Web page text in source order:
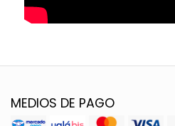
MEDIOS DE PAGO